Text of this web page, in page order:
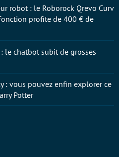
robot : le Roborock Qrevo Curv
profite de 400 € de
le chatbot subit de grosses
: vous pouvez enfin explorer ce
Potter